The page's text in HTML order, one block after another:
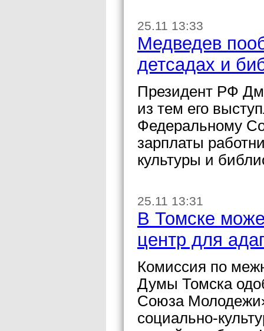
25.11 13:33
Медведев
детсадах и
Президент РФ
из тем его
Федеральному
зарплаты
культуры и
25.11 13:31
В Томске
центр для
Комиссия по
Думы Томска
Союза
социально-